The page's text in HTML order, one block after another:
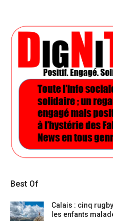
Best Of
Calais : cinq
les enfants